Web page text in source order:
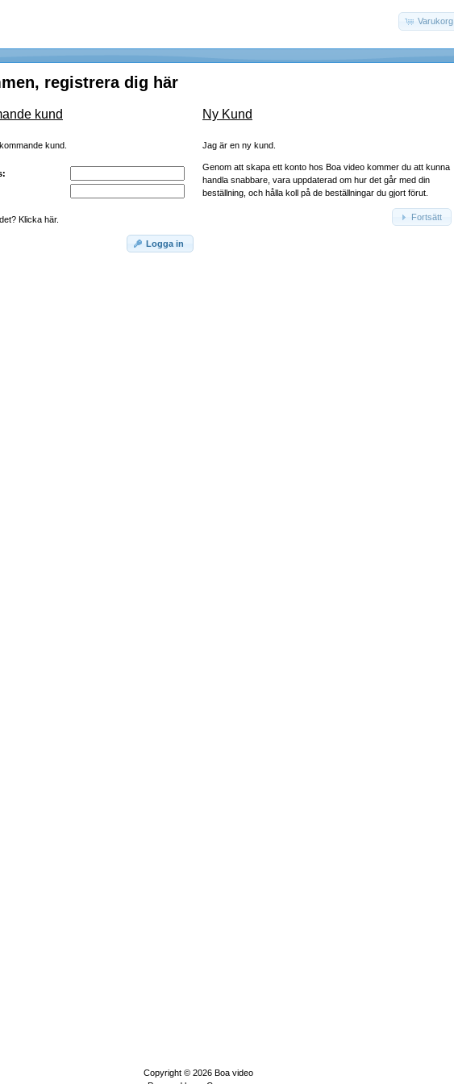
Varukorg
registrera dig här
kund
kund.
Klicka här.
Logga in
Ny Kund
Jag är en ny kund.
Genom att skapa ett konto hos Boa video kommer du att kunna
handla snabbare, vara uppdaterad om hur det går med din
beställning, och hålla koll på de beställningar du gjort förut.
Fortsätt
Copyright © 2026 Boa video